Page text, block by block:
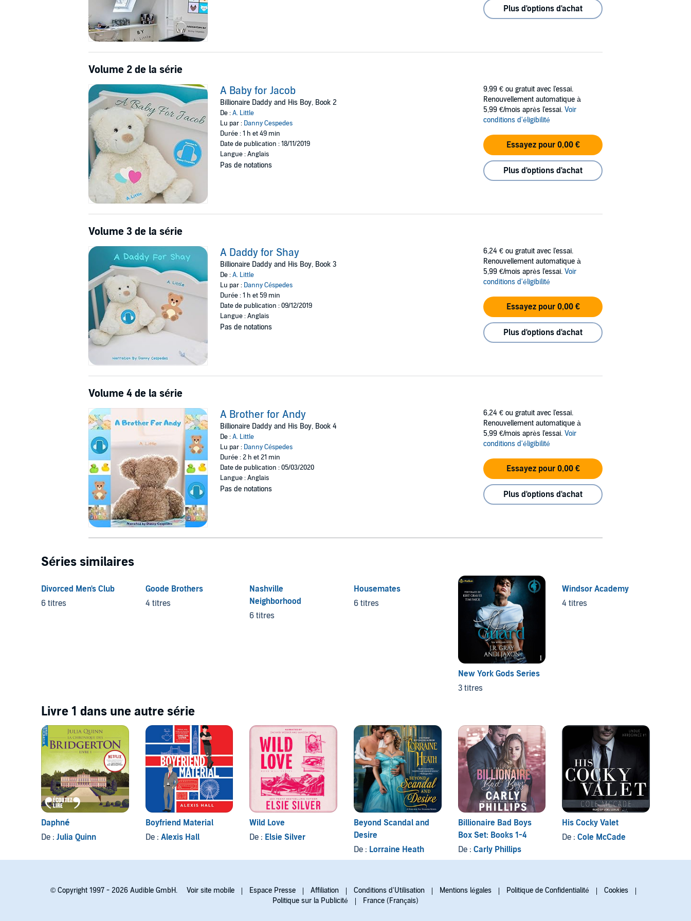
Plus d'options d'achat
Volume 2 de la série
A Baby for Jacob
Billionaire Daddy and His Boy, Book 2
De :A. Little
Lu par : Danny Cespedes
Durée : 1 h et 49 min
Date de publication : 18/11/2019
Langue : Anglais
Pas de notations
9,99 € ou gratuit avec l'essai.
Renouvellement automatique à
5,99 €/mois après l'essai. Voir
conditions d'éligibilité
Essayez pour 0,00 €
Plus d'options d'achat
Volume 3 de la série
A Daddy for Shay
Billionaire Daddy and His Boy, Book 3
De :A. Little
Lu par : Danny Céspedes
Durée : 1 h et 59 min
Date de publication : 09/12/2019
Langue : Anglais
Pas de notations
6,24 € ou gratuit avec l'essai.
Renouvellement automatique à
5,99 €/mois après l'essai. Voir
conditions d'éligibilité
Essayez pour 0,00 €
Plus d'options d'achat
Volume 4 de la série
A Brother for Andy
Billionaire Daddy and His Boy, Book 4
De :A. Little
Lu par : Danny Céspedes
Durée : 2 h et 21 min
Date de publication : 05/03/2020
Langue : Anglais
Pas de notations
6,24 € ou gratuit avec l'essai.
Renouvellement automatique à
5,99 €/mois après l'essai. Voir
conditions d'éligibilité
Essayez pour 0,00 €
Plus d'options d'achat
Séries similaires
Divorced Men's Club
6 titres
Goode Brothers
4 titres
Nashville
Neighborhood
6 titres
Housemates
6 titres
New York Gods Series
3 titres
Windsor Academy
4 titres
Livre 1 dans une autre série
Daphné
De : Julia Quinn
Boyfriend Material
De : Alexis Hall
Wild Love
De : Elsie Silver
Beyond Scandal and
Desire
De : Lorraine Heath
Billionaire Bad Boys
Box Set: Books 1-4
De : Carly Phillips
His Cocky Valet
De :Cole McCade
© Copyright 1997 - 2026 Audible GmbH. Voir site mobile Espace Presse Affiliation Conditions d'Utilisation Mentions légales Politique de Confidentialité
Cookies
Politique sur la Publicité
France (Français)